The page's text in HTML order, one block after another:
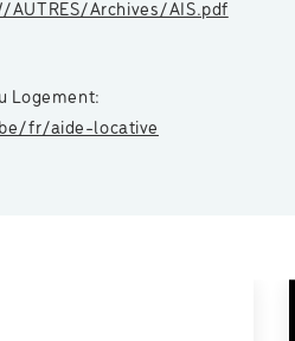
Archives/AIS.pdf
Logement:
fr/aide-locative